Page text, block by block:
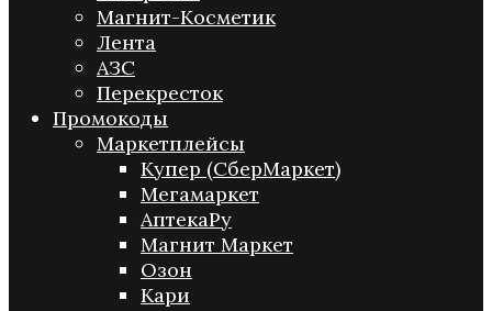
Магнит-Косметик
Лента
АЗС
Перекресток
Промокоды
Маркетплейсы
Купер (СберМаркет)
Мегамаркет
АптекаРу
Магнит Маркет
Озон
Кари